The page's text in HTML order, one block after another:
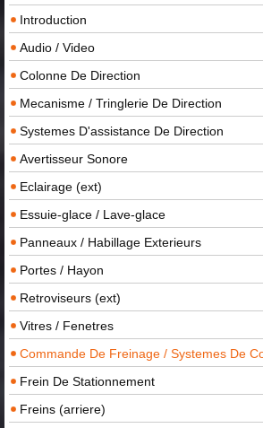
Introduction
Audio / Video
Colonne De Direction
Mecanisme / Tringlerie De Direction
Systemes D'assistance De Direction
Avertisseur Sonore
Eclairage (ext)
Essuie-glace / Lave-glace
Panneaux / Habillage Exterieurs
Portes / Hayon
Retroviseurs (ext)
Vitres / Fenetres
Commande De Freinage / Systemes De
Frein De Stationnement
Freins (arriere)